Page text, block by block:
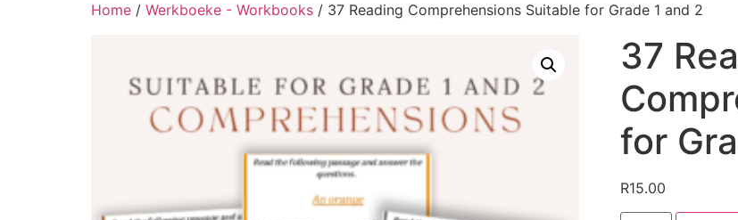
Home / Werkboeke - Workbooks / 37 Reading Comprehensions Suitable for Grade 1 and 2
37
for
R15.00